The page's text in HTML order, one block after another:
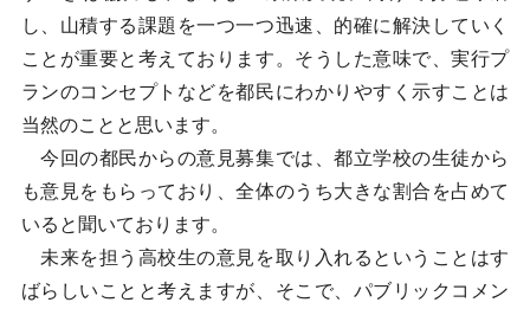
し、山積する課題を一つ一つ迅速、的確に解決していく
ことが重要と考えております。そうした意味で、実行プ
ランのコンセプトなどを都民にわかりやすく示すことは
当然のことと思います。
今回の都民からの意見募集では、都立学校の生徒から
も意見をもらっており、全体のうち大きな割合を占めて
いると聞いております。
未来を担う高校生の意見を取り入れるということはす
ばらしいことと考えますが、そこで、パブリックコメン